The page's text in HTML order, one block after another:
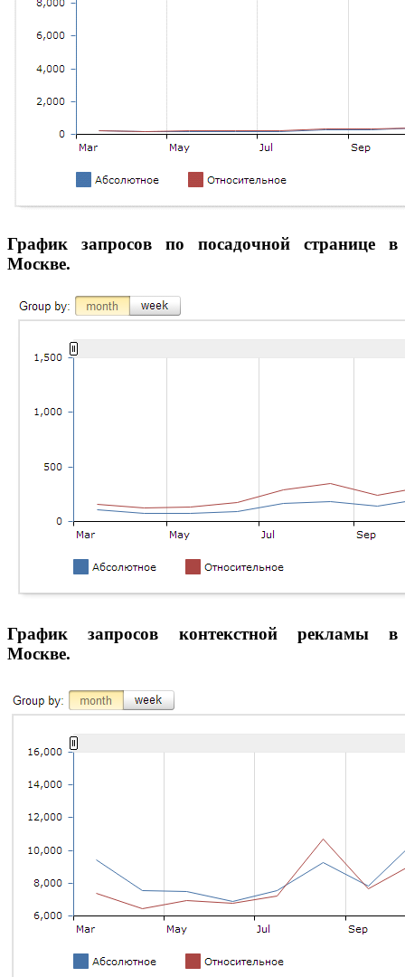
График запросов по посадочной странице в
Москве.
График запросов контекстной рекламы в
Москве.